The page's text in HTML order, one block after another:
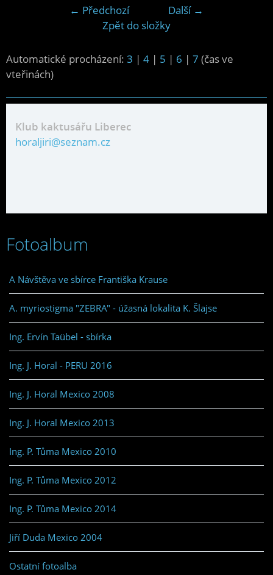
← Předchozí
Další →
Zpět do složky
Automatické procházení: 3 | 4 | 5 | 6 | 7 (čas ve
vteřinách)
Klub kaktusářu Liberec
horaljiri@seznam.cz
Fotoalbum
A Návštěva ve sbírce Františka Krause
A. myriostigma "ZEBRA" - úžasná lokalita K. Šlajse
Ing. Ervín Taübel - sbírka
Ing. J. Horal - PERU 2016
Ing. J. Horal Mexico 2008
Ing. J. Horal Mexico 2013
Ing. P. Tůma Mexico 2010
Ing. P. Tůma Mexico 2012
Ing. P. Tůma Mexico 2014
Jiří Duda Mexico 2004
Ostatní fotoalba